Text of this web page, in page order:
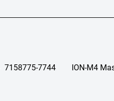
7158775-7744 ION-M4